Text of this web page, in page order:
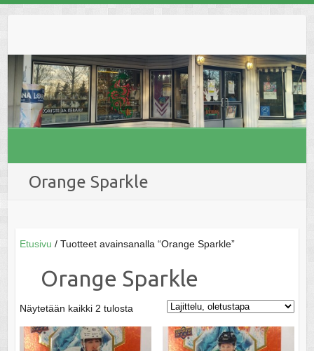
Orange Sparkle
Etusivu / Tuotteet avainsanalla “Orange Sparkle”
Orange Sparkle
Näytetään kaikki 2 tulosta